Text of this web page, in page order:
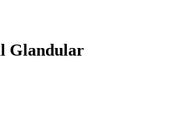
Glandular